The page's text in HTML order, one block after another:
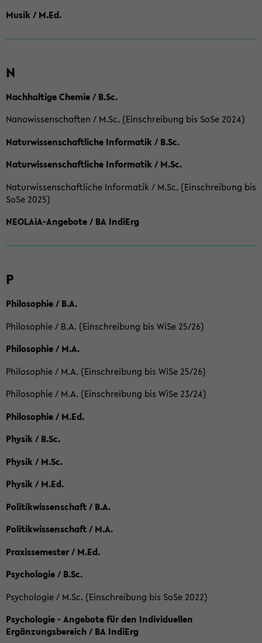
Musik / M.Ed.
N
Nachhaltige Chemie / B.Sc.
Nanowissenschaften / M.Sc. (Einschreibung bis SoSe 2024)
Naturwissenschaftliche Informatik / B.Sc.
Naturwissenschaftliche Informatik / M.Sc.
Naturwissenschaftliche Informatik / M.Sc. (Einschreibung bis
SoSe 2025)
NEOLAiA-Angebote / BA IndiErg
P
Philosophie / B.A.
Philosophie / B.A. (Einschreibung bis WiSe 25/26)
Philosophie / M.A.
Philosophie / M.A. (Einschreibung bis WiSe 25/26)
Philosophie / M.A. (Einschreibung bis WiSe 23/24)
Philosophie / M.Ed.
Physik / B.Sc.
Physik / M.Sc.
Physik / M.Ed.
Politikwissenschaft / B.A.
Politikwissenschaft / M.A.
Praxissemester / M.Ed.
Psychologie / B.Sc.
Psychologie / M.Sc. (Einschreibung bis SoSe 2022)
Psychologie - Angebote für den Individuellen
Ergänzungsbereich / BA IndiErg